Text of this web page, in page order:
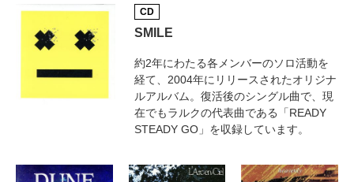
CD
SMILE
約2年にわたる各メンバーのソロ活動を
経て、2004年にリリースされたオリジナ
ルアルバム。復活後のシングル曲で、現
在でもラルクの代表曲である「READY
STEADY GO」を収録しています。